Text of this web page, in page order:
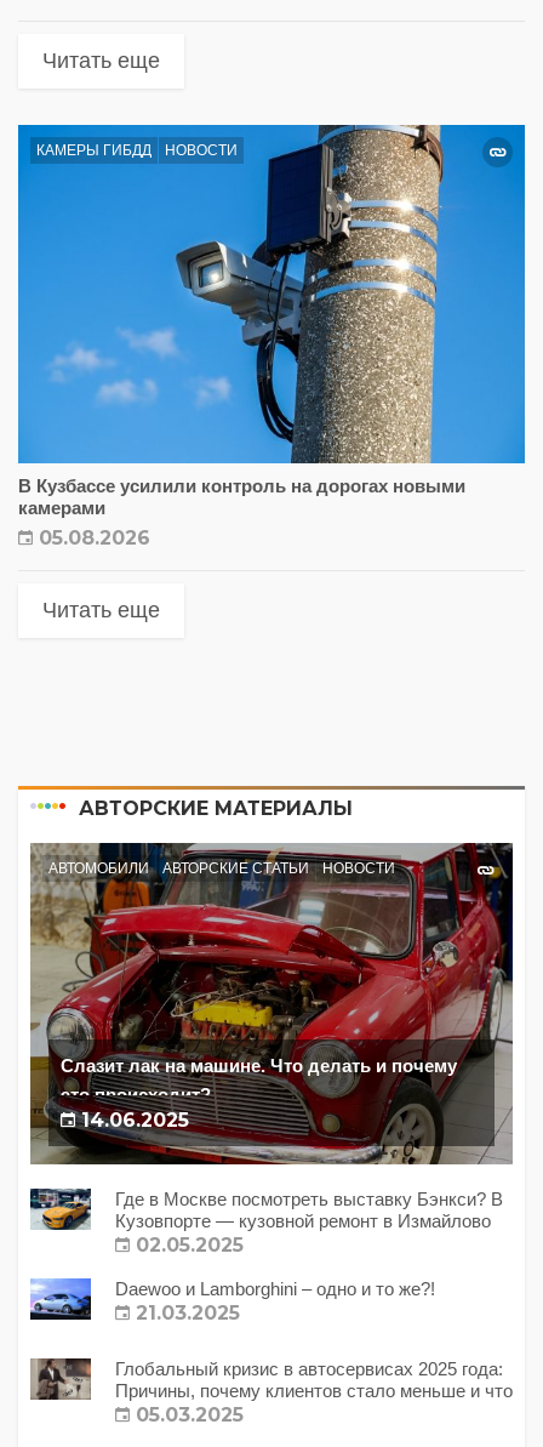
Читать еще
КАМЕРЫ ГИБДД НОВОСТИ
В Кузбассе усилили контроль на дорогах новыми
камерами
05.08.2026
Читать еще
АВТОРСКИЕ МАТЕРИАЛЫ
АВТОМОБИЛИ АВТОРСКИЕ СТАТЬИ НОВОСТИ
Слазит лак на машине. Что делать и почему
это происходит?
14.06.2025
Где в Москве посмотреть выставку Бэнкси? В
Кузовпорте — кузовной ремонт в Измайлово
02.05.2025
Daewoo и Lamborghini – одно и то же?!
21.03.2025
Глобальный кризис в автосервисах 2025 года:
Причины, почему клиентов стало меньше и что
с этим делать?
05.03.2025